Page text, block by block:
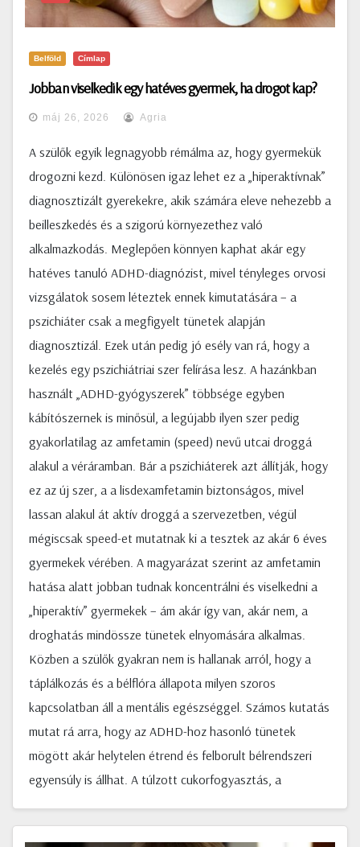
Belföld Címlap
Jobban viselkedik egy hatéves gyermek, ha drogot kap?
máj 26, 2026 Agria
A szülők egyik legnagyobb rémálma az, hogy gyermekük
drogozni kezd. Különösen igaz lehet ez a „hiperaktívnak”
diagnosztizált gyerekekre, akik számára eleve nehezebb a
beilleszkedés és a szigorú környezethez való
alkalmazkodás. Meglepően könnyen kaphat akár egy
hatéves tanuló ADHD-diagnózist, mivel tényleges orvosi
vizsgálatok sosem léteztek ennek kimutatására – a
pszichiáter csak a megfigyelt tünetek alapján
diagnosztizál. Ezek után pedig jó esély van rá, hogy a
kezelés egy pszichiátriai szer felírása lesz. A hazánkban
használt „ADHD-gyógyszerek” többsége egyben
kábítószernek is minősül, a legújabb ilyen szer pedig
gyakorlatilag az amfetamin (speed) nevű utcai droggá
alakul a véráramban. Bár a pszichiáterek azt állítják, hogy
ez az új szer, a a lisdexamfetamin biztonságos, mivel
lassan alakul át aktív droggá a szervezetben, végül
mégiscsak speed-et mutatnak ki a tesztek az akár 6 éves
gyermekek vérében. A magyarázat szerint az amfetamin
hatása alatt jobban tudnak koncentrálni és viselkedni a
„hiperaktív” gyermekek – ám akár így van, akár nem, a
droghatás mindössze tünetek elnyomására alkalmas.
Közben a szülők gyakran nem is hallanak arról, hogy a
táplálkozás és a bélflóra állapota milyen szoros
kapcsolatban áll a mentális egészséggel. Számos kutatás
mutat rá arra, hogy az ADHD-hoz hasonló tünetek
mögött akár helytelen étrend és felborult bélrendszeri
egyensúly is állhat. A túlzott cukorfogyasztás, a